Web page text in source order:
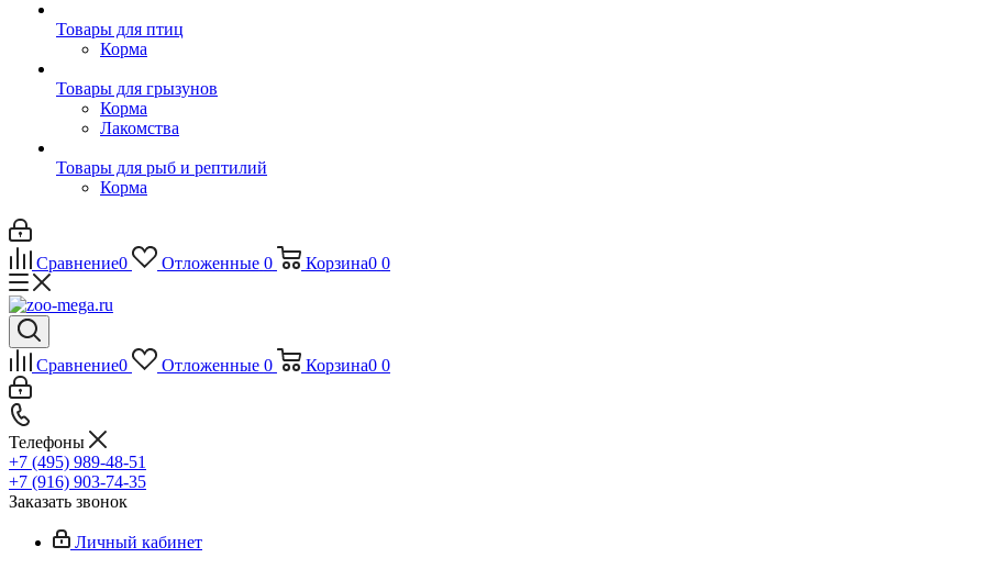
Товары для птиц
Корма
Товары для грызунов
Корма
Лакомства
Товары для рыб и рептилий
Корма
Сравнение0 Отложенные 0 Корзина0 0
Сравнение0 Отложенные 0 Корзина0 0
Телефоны
+7 (495) 989-48-51
+7 (916) 903-74-35
Заказать звонок
Личный кабинет